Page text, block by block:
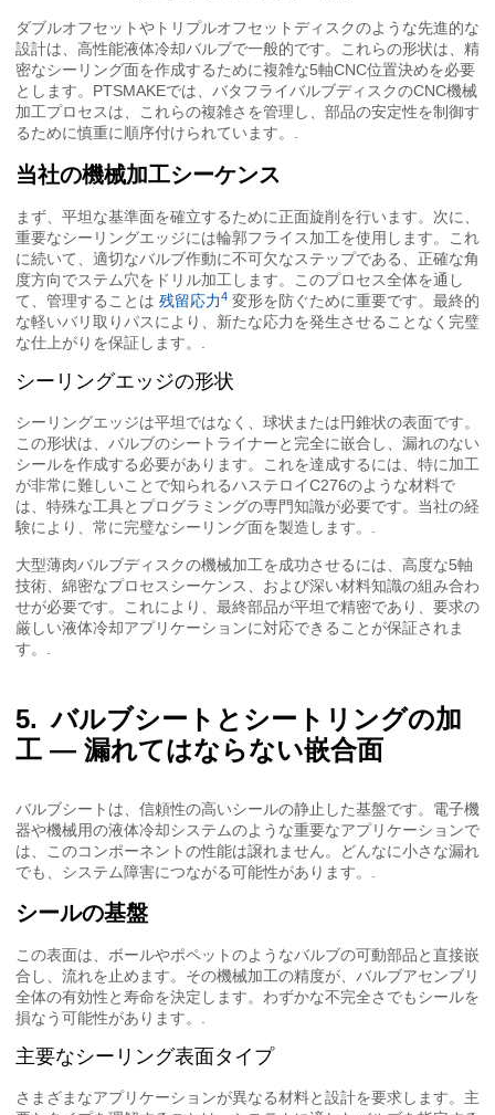
ダブルオフセットやトリプルオフセットディスクのような先進的な
設計は、高性能液体冷却バルブで一般的です。これらの形状は、精
密なシーリング面を作成するために複雑な5軸CNC位置決めを必要
とします。PTSMAKEでは、バタフライバルブディスクのCNC機械
加工プロセスは、これらの複雑さを管理し、部品の安定性を制御す
るために慎重に順序付けられています。.
当社の機械加工シーケンス
まず、平坦な基準面を確立するために正面旋削を行います。次に、
重要なシーリングエッジには輪郭フライス加工を使用します。これ
に続いて、適切なバルブ作動に不可欠なステップである、正確な角
度方向でステム穴をドリル加工します。このプロセス全体を通し
て、管理することは 残留応力4 変形を防ぐために重要です。最終的
な軽いバリ取りパスにより、新たな応力を発生させることなく完璧
な仕上がりを保証します。.
シーリングエッジの形状
シーリングエッジは平坦ではなく、球状または円錐状の表面です。
この形状は、バルブのシートライナーと完全に嵌合し、漏れのない
シールを作成する必要があります。これを達成するには、特に加工
が非常に難しいことで知られるハステロイC276のような材料で
は、特殊な工具とプログラミングの専門知識が必要です。当社の経
験により、常に完璧なシーリング面を製造します。.
大型薄肉バルブディスクの機械加工を成功させるには、高度な5軸
技術、綿密なプロセスシーケンス、および深い材料知識の組み合わ
せが必要です。これにより、最終部品が平坦で精密であり、要求の
厳しい液体冷却アプリケーションに対応できることが保証されま
す。.
バルブシートとシートリングの加
工 — 漏れてはならない嵌合面
バルブシートは、信頼性の高いシールの静止した基盤です。電子機
器や機械用の液体冷却システムのような重要なアプリケーションで
は、このコンポーネントの性能は譲れません。どんなに小さな漏れ
でも、システム障害につながる可能性があります。.
シールの基盤
この表面は、ボールやポペットのようなバルブの可動部品と直接嵌
合し、流れを止めます。その機械加工の精度が、バルブアセンブリ
全体の有効性と寿命を決定します。わずかな不完全さでもシールを
損なう可能性があります。.
主要なシーリング表面タイプ
さまざまなアプリケーションが異なる材料と設計を要求します。主